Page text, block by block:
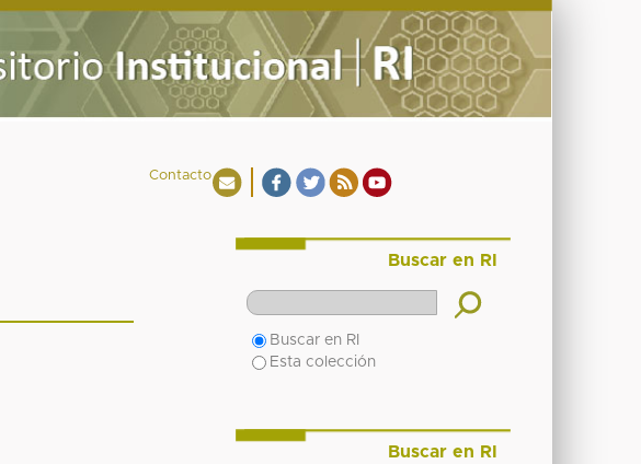
Contacto
Buscar en RI
Buscar en RI
Esta colección
Buscar en RI